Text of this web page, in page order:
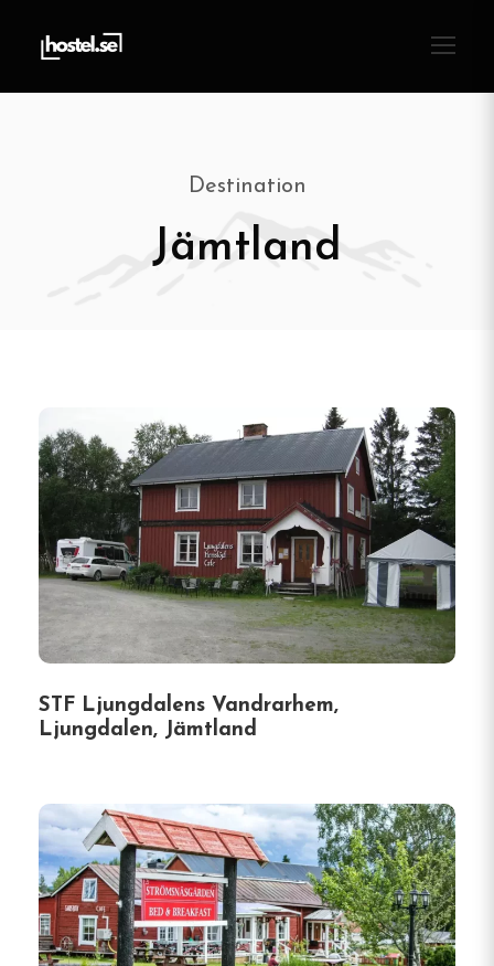
Destination
Jämtland
STF Ljungdalens Vandrarhem,
Ljungdalen, Jämtland